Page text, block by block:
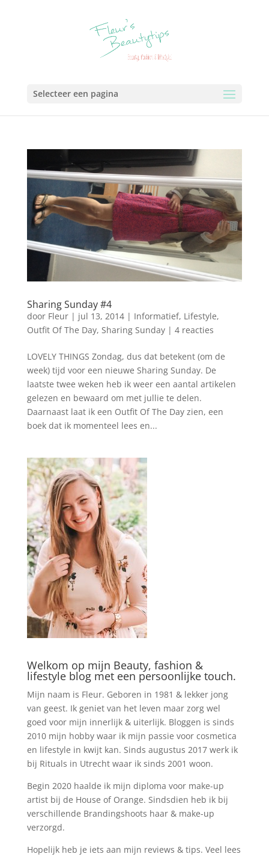
Selecteer een pagina
Sharing Sunday #4
door Fleur| jul 13, 2014| Informatief, Lifestyle,
Outfit Of The Day, Sharing Sunday| 4 reacties
LOVELY THINGS Zondag, dus dat betekent (om de
week) tijd voor een nieuwe Sharing Sunday. De
laatste twee weken heb ik weer een aantal artikelen
gelezen en bewaard om met jullie te delen.
Daarnaast laat ik een Outfit Of The Day zien, een
boek dat ik momenteel lees en...
Welkom op mijn Beauty, fashion &
lifestyle blog met een persoonlijke touch.
Mijn naam is Fleur. Geboren in 1981 & lekker jong
van geest. Ik geniet van het leven maar zorg wel
goed voor mijn innerlijk & uiterlijk. Bloggen is sinds
2010 mijn hobby waar ik mijn passie voor cosmetica
en lifestyle in kwijt kan. Sinds augustus 2017 werk ik
bij Rituals in Utrecht waar ik sinds 2001 woon.
Begin 2020 haalde ik mijn diploma voor make-up
artist bij de House of Orange. Sindsdien heb ik bij
verschillende Brandingshoots haar & make-up
verzorgd.
Hopelijk heb je iets aan mijn reviews & tips. Veel lees